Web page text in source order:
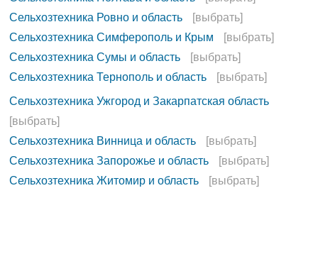
Сельхозтехника Ровно и область
[выбрать]
Сельхозтехника Симферополь и Крым
[выбрать]
Сельхозтехника Сумы и область
[выбрать]
Сельхозтехника Тернополь и область
[выбрать]
Сельхозтехника Ужгород и Закарпатская область
[выбрать]
Сельхозтехника Винница и область
[выбрать]
Сельхозтехника Запорожье и область
[выбрать]
Сельхозтехника Житомир и область
[выбрать]